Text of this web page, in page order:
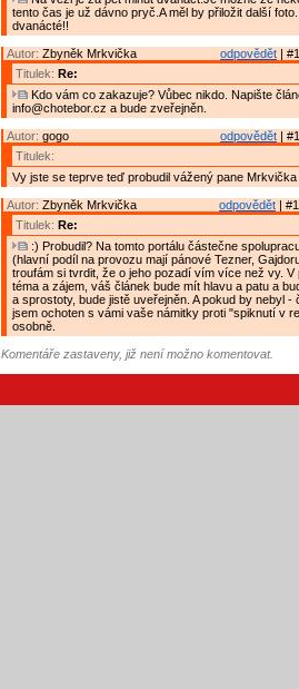
tento čas je už dávno pryč.A měl by přiložit další
dvanácté!!
odpovědět |
Autor: Zbyněk Mrkvička
Titulek: Re:
Kdo vám co zakazuje? Vůbec nikdo. Napište
info@chotebor.cz a bude zveřejněn.
odpovědět |
Autor: gogo
Titulek:
Vy jste se teprve teď probudil vážený pane Mrkvička
odpovědět |
Autor: Zbyněk Mrkvička
Titulek: Re:
:) Probudil? Na tomto portálu částečne
(hlavní podíl na provozu mají pánové Tezner,
troufám si tvrdit, že o jeho pozadí vím více než vy. V
téma a zájem, váš článek bude mít hlavu a patu a
a sprostoty, bude jistě uveřejněn. A pokud by nebyl -
jsem ochoten s vámi vaše námitky proti "spiknutí v
osobně.
Komentáře zastaveny, již není možno komentovat.